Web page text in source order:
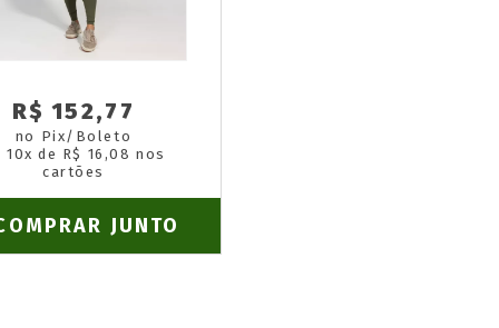
R$ 152,77
no Pix/Boleto
10x de R$ 16,08 nos
cartões
JUNTO